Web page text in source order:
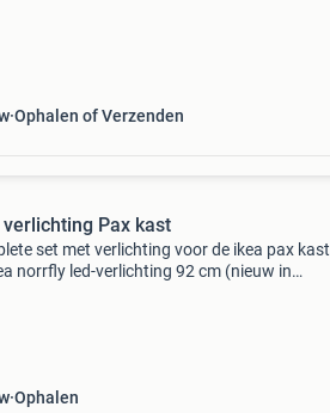
Ophalen of Verzenden
verlichting Pax kast
set met verlichting voor de ikea pax kast
norrfly led-verlichting 92 cm (nieuw in
Ophalen